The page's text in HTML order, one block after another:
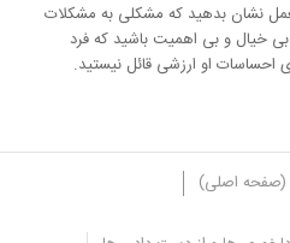
نشان بدهید که مشکلی به مشکلات
بی خیال و بی اهمیت باشید که فرد
احساسات او ارزشی قائل نیستید.
(صفحه اصلی)